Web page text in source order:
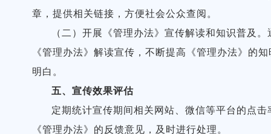
章，提供相关链接，方便社会公众查阅。
（二）开展《管理办法》宣传解读和知识普及
《管理办法》解读宣传，不断提高《管理办法》的
明白。
五、宣传效果评估
定期统计宣传期间相关网站、微信等平台的点
《管理办法》的反馈意见，及时进行处理。